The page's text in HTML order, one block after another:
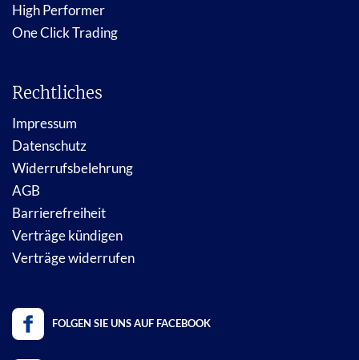
High Performer
One Click Trading
Rechtliches
Impressum
Datenschutz
Widerrufsbelehrung
AGB
Barrierefreiheit
Verträge kündigen
Verträge widerrufen
FOLGEN SIE UNS AUF FACEBOOK